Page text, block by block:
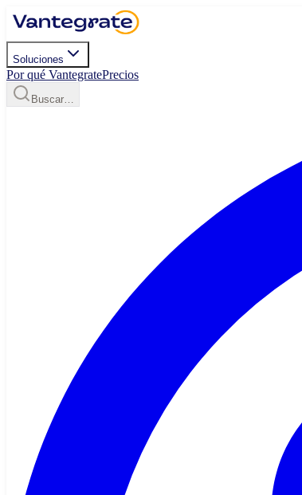
Soluciones
Por qué VantegratePrecios
Buscar…